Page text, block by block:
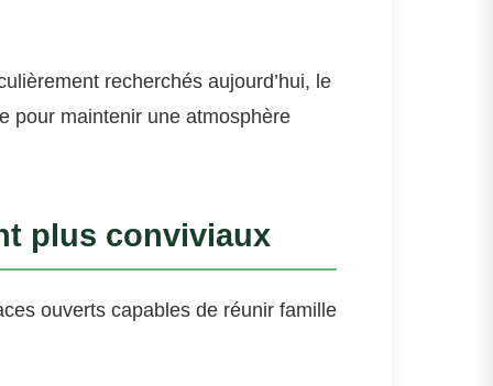
recherchés aujourd’hui, le
pour maintenir une atmosphère
plus conviviaux
ouverts capables de réunir famille